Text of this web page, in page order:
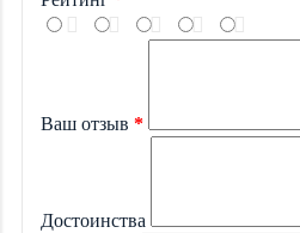
Ваш отзыв
Достоинства